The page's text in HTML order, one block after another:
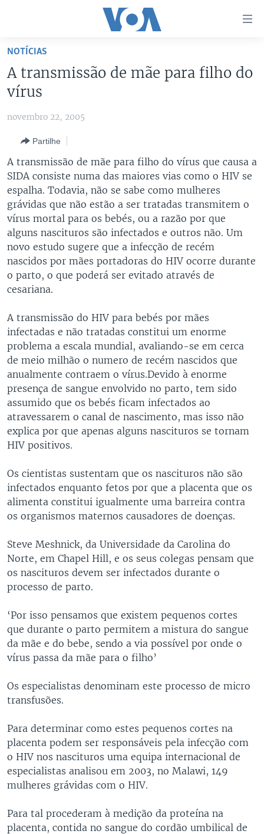
Acesso
para
artigo
principal
para
Pesquisa
ANGOLA
GUINÉ-BISSAU
ÁFRICA E MUNDO
BRASIL
DOSSIERS ESPECIAIS
DESPORTO
AFRICA AGORA
VÍDEOS
VOA60 ÁFRICA
VOA 60 CLIMA
VOA60 MUNDO
PASSADEIRA VERMELHA
ÁUDIO
ENTRETENIMENTO
SIGA-NOS
Línguas
NOTÍCIAS
A transmissão de mãe para filho do
vírus
novembro 22, 2005
Partilhe
A transmissão de mãe para filho do vírus que causa a
SIDA consiste numa das maiores vias como o HIV se
espalha. Todavia, não se sabe como mulheres
grávidas que não estão a ser tratadas transmitem o
vírus mortal para os bebés, ou a razão por que
alguns nascituros são infectados e outros não. Um
novo estudo sugere que a infecção de recém
nascidos por mães portadoras do HIV ocorre durante
o parto, o que poderá ser evitado através de
cesariana.
A transmissão do HIV para bebés por mães
infectadas e não tratadas constitui um enorme
problema a escala mundial, avaliando-se em cerca
de meio milhão o numero de recém nascidos que
anualmente contraem o vírus.Devido à enorme
presença de sangue envolvido no parto, tem sido
assumido que os bebés ficam infectados ao
atravessarem o canal de nascimento, mas isso não
explica por que apenas alguns nascituros se tornam
HIV positivos.
Os cientistas sustentam que os nascituros não são
infectados enquanto fetos por que a placenta que os
alimenta constitui igualmente uma barreira contra
os organismos maternos causadores de doenças.
Steve Meshnick, da Universidade da Carolina do
Norte, em Chapel Hill, e os seus colegas pensam que
os nascituros devem ser infectados durante o
processo de parto.
‘Por isso pensamos que existem pequenos cortes
que durante o parto permitem a mistura do sangue
da mãe e do bebe, sendo a via possível por onde o
vírus passa da mãe para o filho’
Os especialistas denominam este processo de micro
transfusões.
Para determinar como estes pequenos cortes na
placenta podem ser responsáveis pela infecção com
o HIV nos nascituros uma equipa internacional de
especialistas analisou em 2003, no Malawi, 149
mulheres grávidas com o HIV.
Para tal procederam à medição da proteína na
placenta, contida no sangue do cordão umbilical de